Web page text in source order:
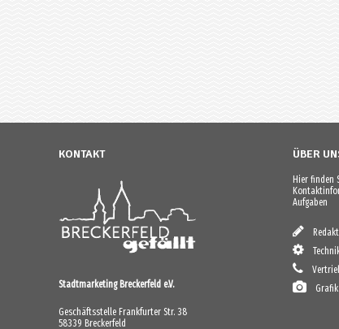
KONTAKT
Stadtmarketing Breckerfeld e.V.
Geschäftsstelle Frankfurter Str. 38
58339 Breckerfeld
ÜBER
Hier finden
Aufgaben